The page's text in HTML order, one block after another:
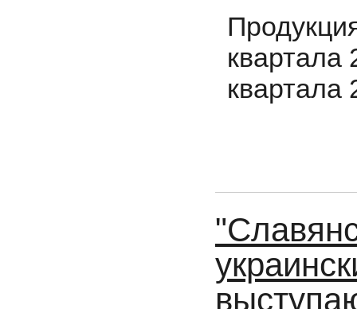
квартала
квартала